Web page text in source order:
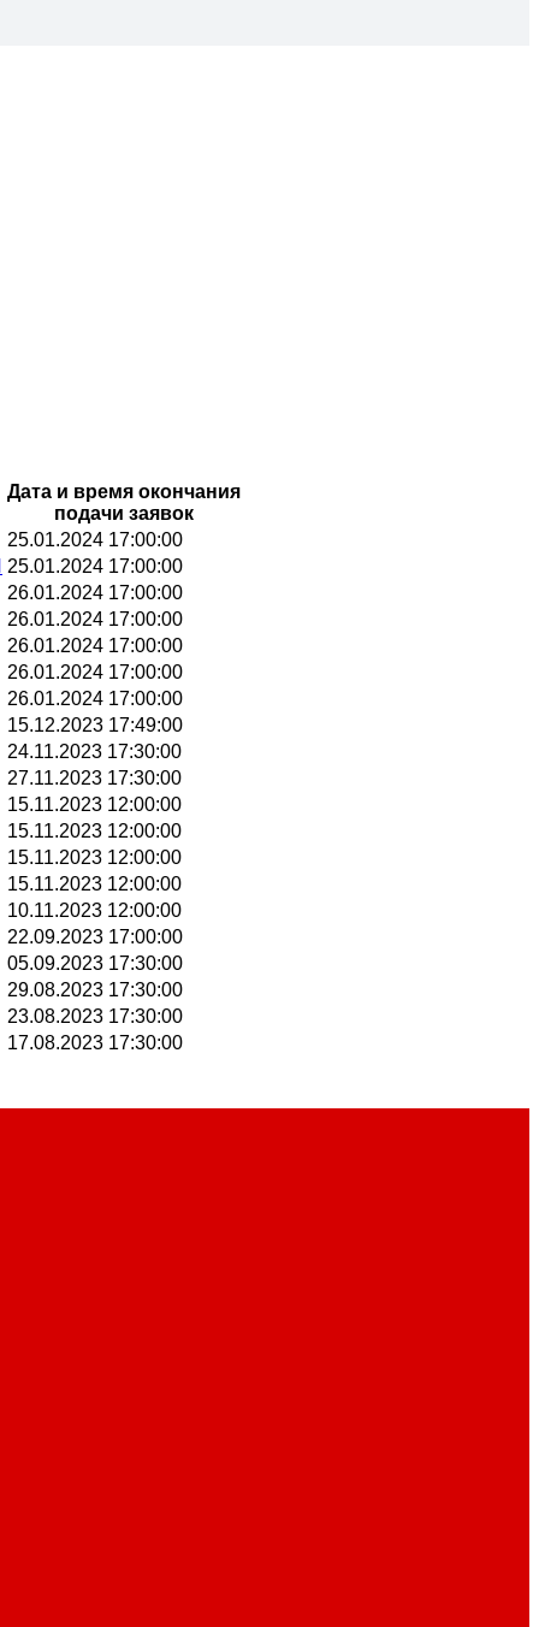
Дата и время окончания
подачи заявок
25.01.2024 17:00:00
25.01.2024 17:00:00
26.01.2024 17:00:00
26.01.2024 17:00:00
26.01.2024 17:00:00
26.01.2024 17:00:00
26.01.2024 17:00:00
15.12.2023 17:49:00
24.11.2023 17:30:00
27.11.2023 17:30:00
15.11.2023 12:00:00
15.11.2023 12:00:00
15.11.2023 12:00:00
15.11.2023 12:00:00
10.11.2023 12:00:00
22.09.2023 17:00:00
05.09.2023 17:30:00
29.08.2023 17:30:00
23.08.2023 17:30:00
17.08.2023 17:30:00